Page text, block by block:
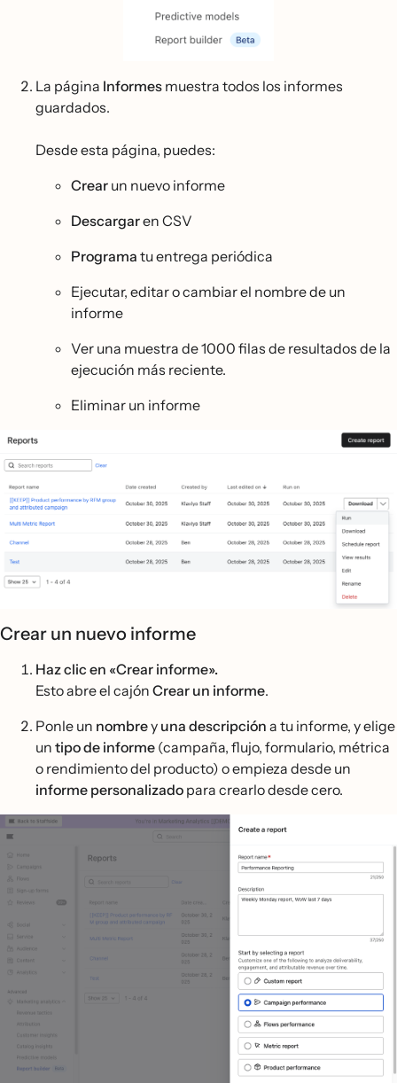
La página Informes muestra todos los informes
guardados.
Desde esta página, puedes:
Crear un nuevo informe
Descargaren CSV
Programa tu entrega periódica
Ejecutar, editar o cambiar el nombre de un
informe
Ver una muestra de 1000 filas de resultados de la
ejecución más reciente.
Eliminar un informe
Crear un nuevo informe
Haz clic en «Crear informe».
Esto abre el cajón Crear un informe.
Ponle un nombrey una descripción a tu informe, y elige
un tipo de informe (campaña, flujo, formulario, métrica
o rendimiento del producto) o empieza desde un
informe personalizado para crearlo desde cero.